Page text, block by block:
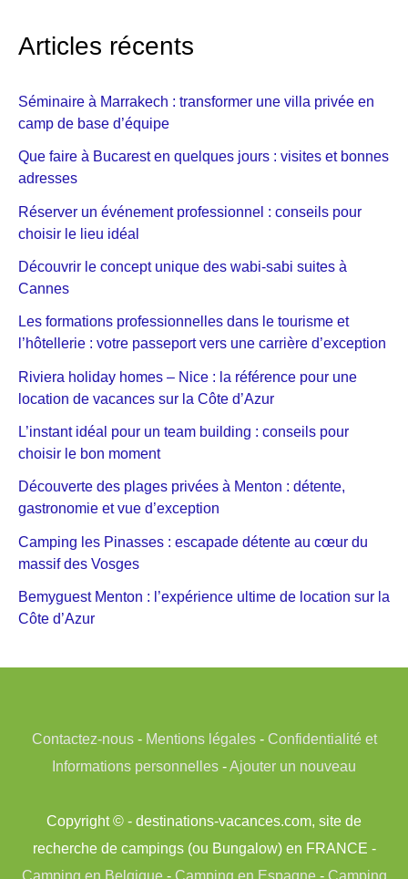
Articles récents
Séminaire à Marrakech : transformer une villa privée en
camp de base d’équipe
Que faire à Bucarest en quelques jours : visites et bonnes
adresses
Réserver un événement professionnel : conseils pour
choisir le lieu idéal
Découvrir le concept unique des wabi-sabi suites à
Cannes
Les formations professionnelles dans le tourisme et
l’hôtellerie : votre passeport vers une carrière d’exception
Riviera holiday homes – Nice : la référence pour une
location de vacances sur la Côte d’Azur
L’instant idéal pour un team building : conseils pour
choisir le bon moment
Découverte des plages privées à Menton : détente,
gastronomie et vue d’exception
Camping les Pinasses : escapade détente au cœur du
massif des Vosges
Bemyguest Menton : l’expérience ultime de location sur la
Côte d’Azur
Contactez-nous- Mentions légales- Confidentialité et
Informations personnelles -Ajouter un nouveau
Copyright © - destinations-vacances.com, site de
recherche de campings (ou Bungalow) en FRANCE -
Camping en Belgique- Camping en Espagne- Camping